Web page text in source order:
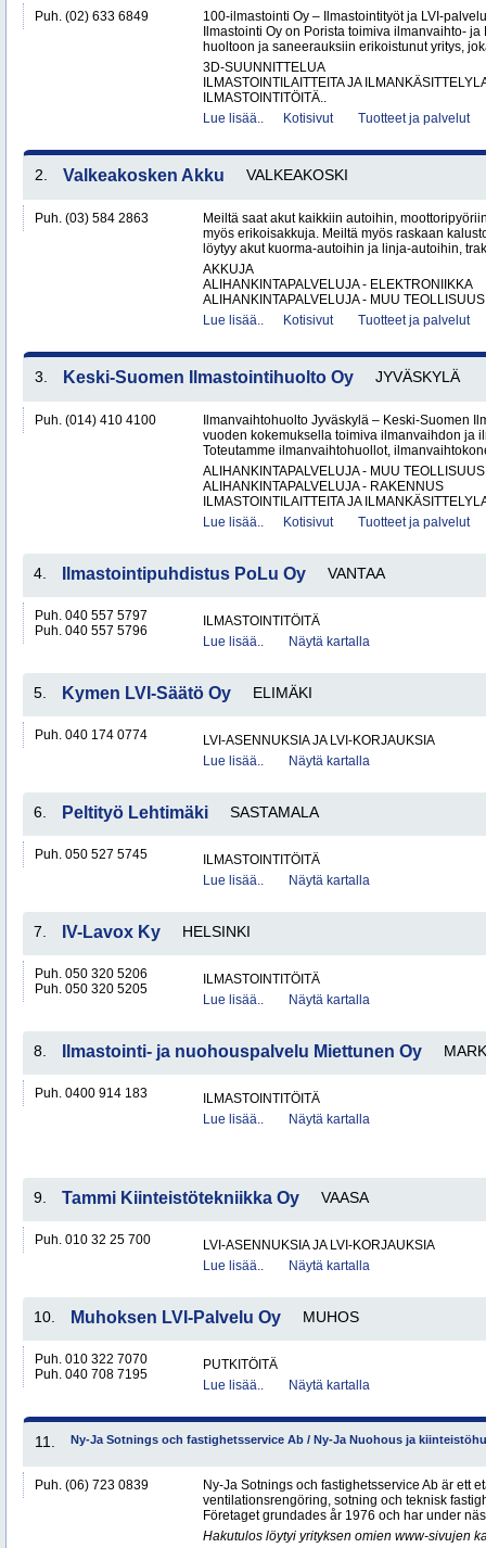
Puh. (02) 633 6849
100-ilmastointi Oy – Ilmastointityöt ja LVI-
Ilmastointi Oy on Porista toimiva ilmanvaihto-
huoltoon ja saneerauksiin erikoistunut yritys,
3D-SUUNNITTELUA
ILMASTOINTILAITTEITA JA
ILMASTOINTITÖITÄ..
Lue lisää..
Kotisivut Tuotteet ja palvelut
2. Valkeakosken Akku VALKEAKOSKI
Puh. (03) 584 2863
Meiltä saat akut kaikkiin autoihin,
myös erikoisakkuja. Meiltä myös raskaan
löytyy akut kuorma-autoihin ja linja-autoihin,
AKKUJA
ALIHANKINTAPALVELUJA - ELEKTRONIIKKA
ALIHANKINTAPALVELUJA - MUU
Lue lisää..
Kotisivut Tuotteet ja palvelut
3. Keski-Suomen Ilmastointihuolto Oy JYVÄSKYLÄ
Puh. (014) 410 4100
Ilmanvaihtohuolto Jyväskylä – Keski-Suomen
vuoden kokemuksella toimiva ilmanvaihdon ja
Toteutamme ilmanvaihtohuollot,
ALIHANKINTAPALVELUJA - MUU TEOLLISUUS
ALIHANKINTAPALVELUJA - RAKENNUS
ILMASTOINTILAITTEITA JA
Lue lisää..
Kotisivut Tuotteet ja palvelut
4. Ilmastointipuhdistus PoLu Oy VANTAA
Puh. 040 557 5797
Puh. 040 557 5796
ILMASTOINTITÖITÄ
Lue lisää..
Näytä kartalla
5. Kymen LVI-Säätö Oy ELIMÄKI
Puh. 040 174 0774
LVI-ASENNUKSIA JA LVI-KORJAUKSIA
Lue lisää..
Näytä kartalla
6. Peltityö Lehtimäki SASTAMALA
Puh. 050 527 5745
ILMASTOINTITÖITÄ
Lue lisää..
Näytä kartalla
7. IV-Lavox Ky HELSINKI
Puh. 050 320 5206
Puh. 050 320 5205
ILMASTOINTITÖITÄ
Lue lisää..
Näytä kartalla
8. Ilmastointi- ja nuohouspalvelu Miettunen Oy
Puh. 0400 914 183
ILMASTOINTITÖITÄ
Lue lisää..
Näytä kartalla
9. Tammi Kiinteistötekniikka Oy VAASA
Puh. 010 32 25 700
LVI-ASENNUKSIA JA LVI-KORJAUKSIA
Lue lisää..
Näytä kartalla
10. Muhoksen LVI-Palvelu Oy MUHOS
Puh. 010 322 7070
Puh. 040 708 7195
PUTKITÖITÄ
Lue lisää..
Näytä kartalla
11. Ny-Ja Sotnings och fastighetsservice Ab / Ny-Ja Nuohous ja
Puh. (06) 723 0839
Ny-Ja Sotnings och fastighetsservice Ab är ett
ventilationsrengöring, sotning och teknisk
Företaget grundades år 1976 och har under
Hakutulos löytyi yrityksen omien www-sivujen